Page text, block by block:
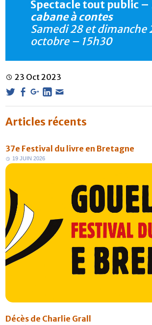
Spectacle tout public –
cabane à contes
Samedi 28 et dimanche
octobre – 15h30
23 Oct 2023
Articles récents
37e Festival du livre en Bretagne
19 JUIN 2026
Décès de Charlie Grall